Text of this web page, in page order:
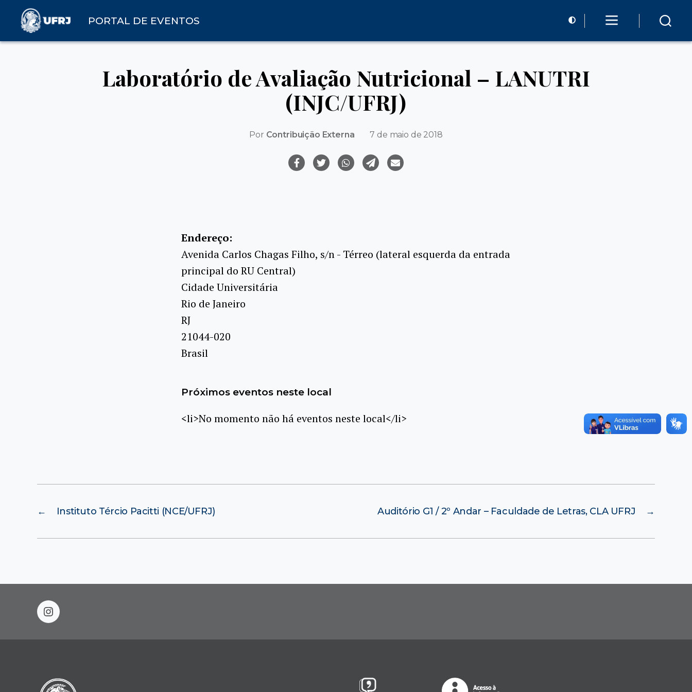
PORTAL DE EVENTOS
Laboratório de Avaliação Nutricional – LANUTRI
(INJC/UFRJ)
Por Contribuição Externa 7 de maio de 2018
Endereço:
Avenida Carlos Chagas Filho, s/n - Térreo (lateral esquerda da entrada
principal do RU Central)
Cidade Universitária
Rio de Janeiro
RJ
21044-020
Brasil
Próximos eventos neste local
<li>No momento não há eventos neste local</li>
← Instituto Tércio Pacitti (NCE/UFRJ) →
Auditório G1 / 2º Andar – Faculdade de Letras, CLA UFRJ
instagram